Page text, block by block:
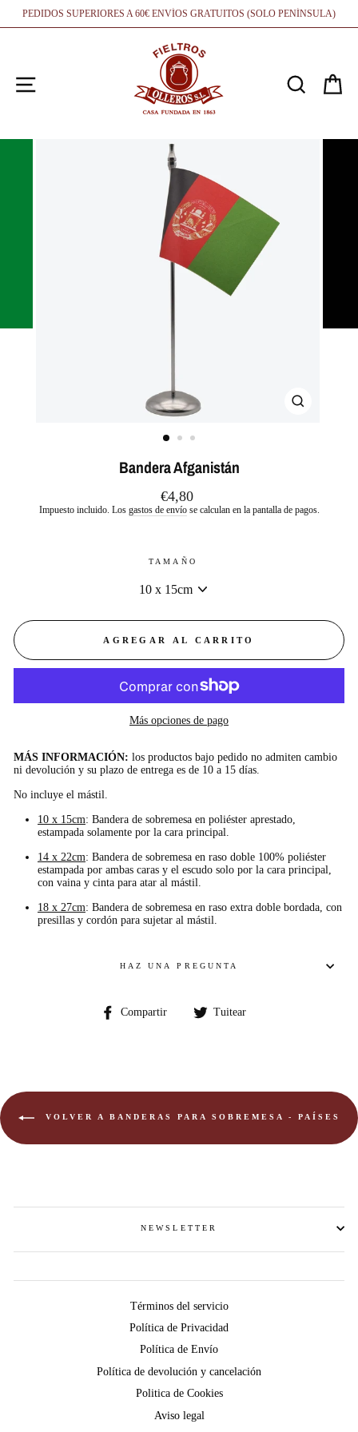
directamente
al
PEDIDOS SUPERIORES A 60€ ENVÍOS GRATUITOS (SOLO PENÍNSULA)
Bandera Afganistán
Precio
habitual
€4,80
Impuesto incluido. Los gastos de envíose calculan en la pantalla de pagos.
TAMAÑO
AGREGAR AL CARRITO
Más opciones de pago
MÁS INFORMACIÓN: los productos bajo pedido no admiten cambio
ni devolución y su plazo de entrega es de 10 a 15 días.
No incluye el mástil.
10 x 15cm: Bandera de sobremesa en poliéster aprestado,
estampada solamente por la cara principal.
14 x 22cm: Bandera de sobremesa en raso doble 100% poliéster
estampada por ambas caras y el escudo solo por la cara principal,
con vaina y cinta para atar al mástil.
18 x 27cm: Bandera de sobremesa en raso extra doble bordada, con
presillas y cordón para sujetar al mástil.
HAZ UNA PREGUNTA
Compartir
CompartirTuitear
VOLVER A BANDERAS PARA SOBREMESA - PAÍSES
NEWSLETTER
Términos del servicio
Política de Privacidad
Política de Envío
Política de devolución y cancelación
Politica de Cookies
Aviso legal